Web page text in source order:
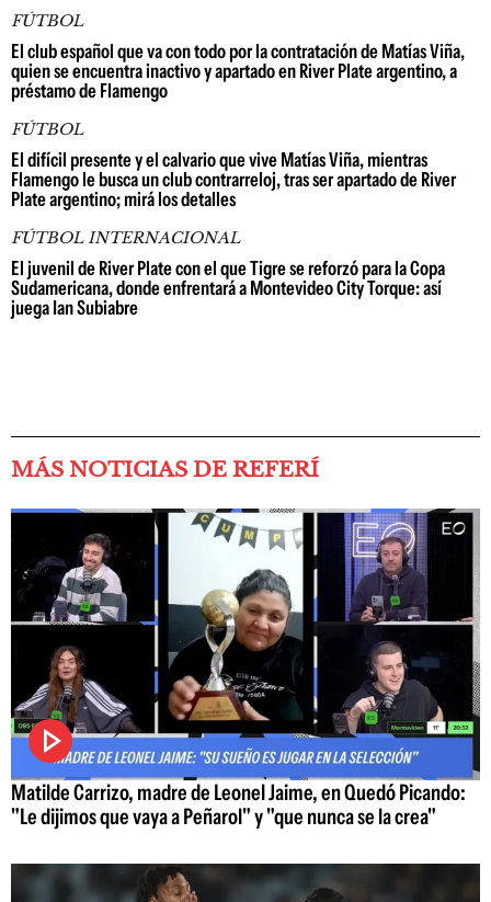
FÚTBOL
El club español que va con todo por la contratación de Matías Viña,
quien se encuentra inactivo y apartado en River Plate argentino, a
préstamo de Flamengo
FÚTBOL
El difícil presente y el calvario que vive Matías Viña, mientras
Flamengo le busca un club contrarreloj, tras ser apartado de River
Plate argentino; mirá los detalles
FÚTBOL INTERNACIONAL
El juvenil de River Plate con el que Tigre se reforzó para la Copa
Sudamericana, donde enfrentará a Montevideo City Torque: así
juega Ian Subiabre
MÁS NOTICIAS DE REFERÍ
Matilde Carrizo, madre de Leonel Jaime, en Quedó Picando:
"Le dijimos que vaya a Peñarol" y "que nunca se la crea"